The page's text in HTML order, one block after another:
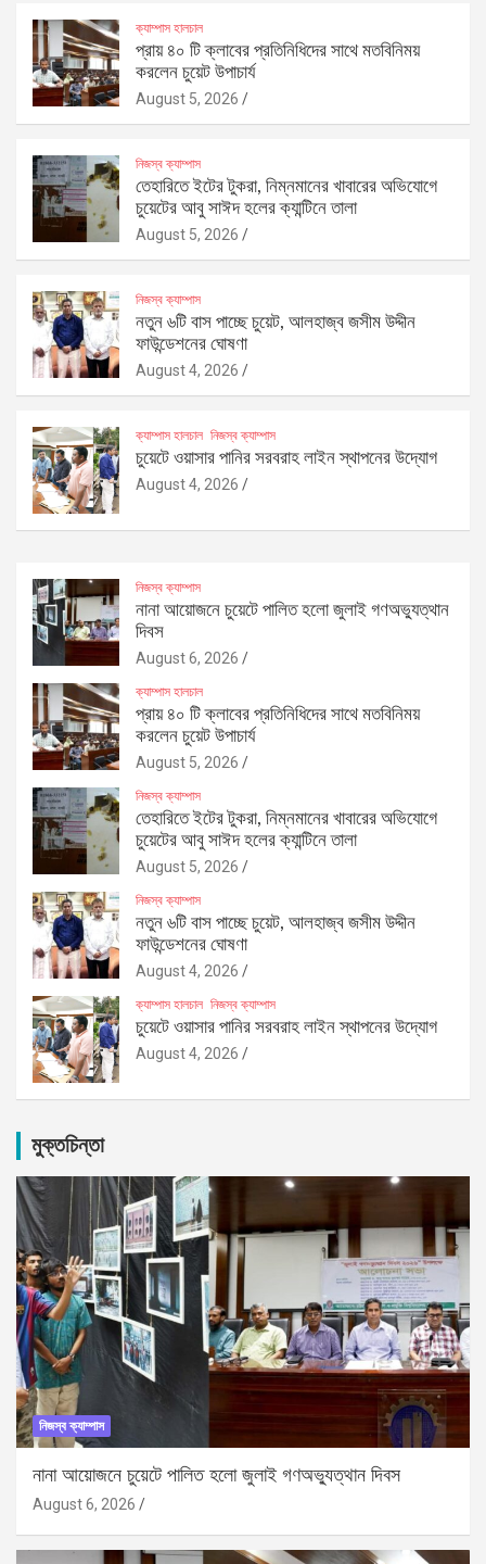
ক্যাম্পাস হালচাল
প্রায় ৪০ টি ক্লাবের প্রতিনিধিদের সাথে মতবিনিময়
করলেন চুয়েট উপাচার্য
August 5, 2026
নিজস্ব ক্যাম্পাস
তেহারিতে ইটের টুকরা, নিম্নমানের খাবারের অভিযোগে
চুয়েটের আবু সাঈদ হলের ক্যান্টিনে তালা
August 5, 2026
নিজস্ব ক্যাম্পাস
নতুন ৬টি বাস পাচ্ছে চুয়েট, আলহাজ্ব জসীম উদ্দীন
ফাউন্ডেশনের ঘোষণা
August 4, 2026
ক্যাম্পাস হালচাল নিজস্ব ক্যাম্পাস
চুয়েটে ওয়াসার পানির সরবরাহ লাইন স্থাপনের উদ্যোগ
August 4, 2026
নিজস্ব ক্যাম্পাস
নানা আয়োজনে চুয়েটে পালিত হলো জুলাই গণঅভ্যুত্থান
দিবস
August 6, 2026
ক্যাম্পাস হালচাল
প্রায় ৪০ টি ক্লাবের প্রতিনিধিদের সাথে মতবিনিময়
করলেন চুয়েট উপাচার্য
August 5, 2026
নিজস্ব ক্যাম্পাস
তেহারিতে ইটের টুকরা, নিম্নমানের খাবারের অভিযোগে
চুয়েটের আবু সাঈদ হলের ক্যান্টিনে তালা
August 5, 2026
নিজস্ব ক্যাম্পাস
নতুন ৬টি বাস পাচ্ছে চুয়েট, আলহাজ্ব জসীম উদ্দীন
ফাউন্ডেশনের ঘোষণা
August 4, 2026
ক্যাম্পাস হালচাল নিজস্ব ক্যাম্পাস
চুয়েটে ওয়াসার পানির সরবরাহ লাইন স্থাপনের উদ্যোগ
August 4, 2026
মুক্তচিন্তা
নিজস্ব ক্যাম্পাস
নানা আয়োজনে চুয়েটে পালিত হলো জুলাই গণঅভ্যুত্থান দিবস
August 6, 2026